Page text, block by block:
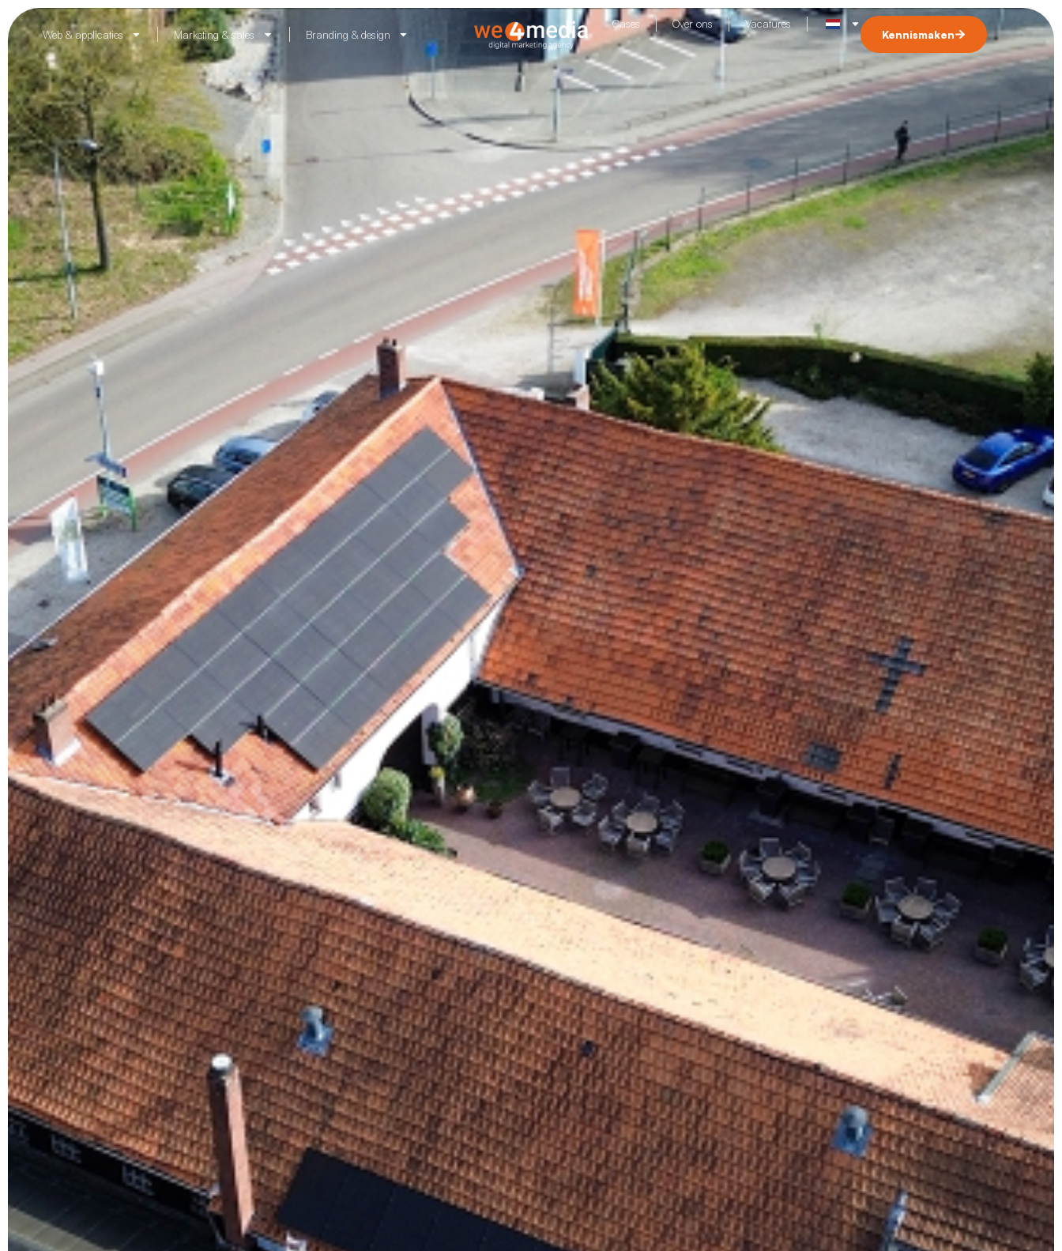
Web & applicaties Marketing & sales Branding & design
Cases Over ons
Vacatures
Kennismaken